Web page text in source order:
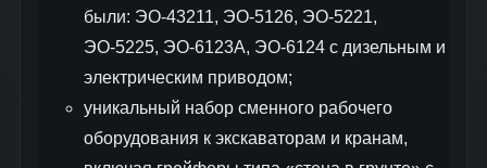
были: ЭО-43211, ЭО-5126, ЭО-5221,
ЭО-5225, ЭО-6123А, ЭО-6124 с дизельным и
электрическим приводом;
уникальный набор сменного рабочего
оборудования к экскаваторам и кранам,